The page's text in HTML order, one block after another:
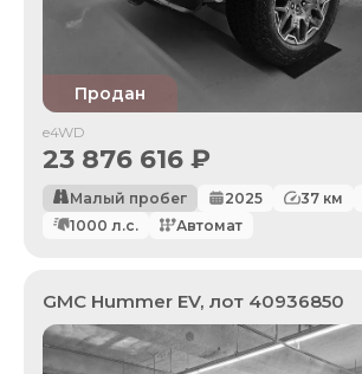
Продан
e4WD
23 876 616 ₽
Малый пробег 2025 37 км
1000 л.с. Автомат
GMC Hummer EV, лот 40936850